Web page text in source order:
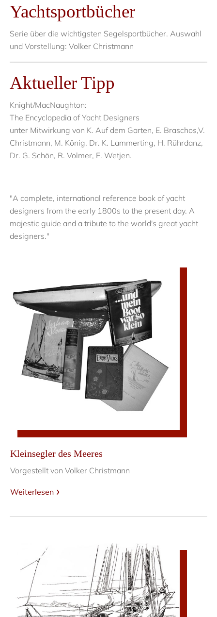
Yachtsportbücher
Serie über die wichtigsten Segelsportbücher. Auswahl
und Vorstellung: Volker Christmann
Aktueller Tipp
Knight/MacNaughton:
The Encyclopedia of Yacht Designers
unter Mitwirkung von K. Auf dem Garten, E. Braschos,V.
Christmann, M. König, Dr. K. Lammerting, H. Rührdanz,
Dr. G. Schön, R. Volmer, E. Wetjen.
"A complete, international reference book of yacht
designers from the early 1800s to the present day. A
majestic guide and a tribute to the world's great yacht
designers."
Kleinsegler des Meeres
Vorgestellt von Volker Christmann
Weiterlesen